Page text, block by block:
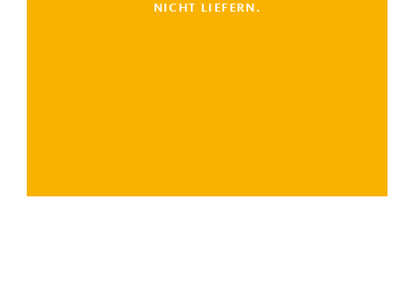
ICHT LIEFERN.